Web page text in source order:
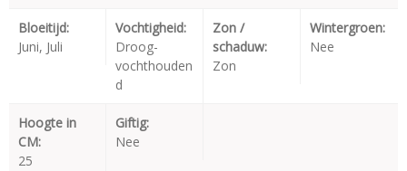
Bloeitijd:
Juni, Juli
Vochtigheid:
Droog-
vochthouden
d
Zon /
schaduw:
Zon
Wintergroen:
Nee
Hoogte in
CM:
25
Giftig:
Nee